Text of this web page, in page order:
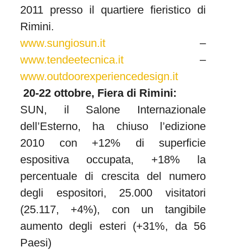
2011 presso il quartiere fieristico di
Rimini.
www.sungiosun.it –
www.tendeetecnica.it –
www.outdoorexperiencedesign.it
20-22 ottobre, Fiera di Rimini:
SUN, il Salone Internazionale
dell’Esterno, ha chiuso l’edizione
2010 con +12% di superficie
espositiva occupata, +18% la
percentuale di crescita del numero
degli espositori, 25.000 visitatori
(25.117, +4%), con un tangibile
aumento degli esteri (+31%, da 56
Paesi)